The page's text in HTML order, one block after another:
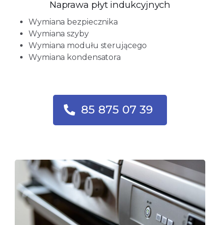
Naprawa płyt indukcyjnych
Wymiana bezpiecznika
Wymiana szyby
Wymiana modułu sterującego
Wymiana kondensatora
85 875 07 39